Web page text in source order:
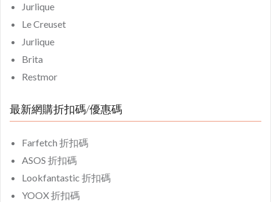
Jurlique
Le Creuset
Jurlique
Brita
Restmor
最新網購折扣碼/優惠碼
Farfetch 折扣碼
ASOS 折扣碼
Lookfantastic 折扣碼
YOOX 折扣碼